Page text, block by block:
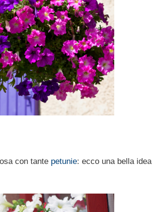
con tante petunie: ecco una bella idea